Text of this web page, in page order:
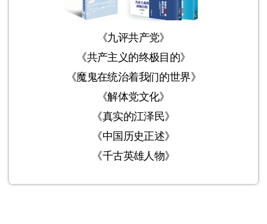
《九评共产党》
《共产主义的终极目的》
《魔鬼在统治着我们的世界》
《解体党文化》
《真实的江泽民》
《中国历史正述》
《千古英雄人物》